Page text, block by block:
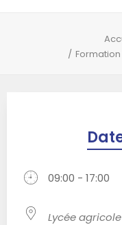
09:00 - 17:00
Lycée